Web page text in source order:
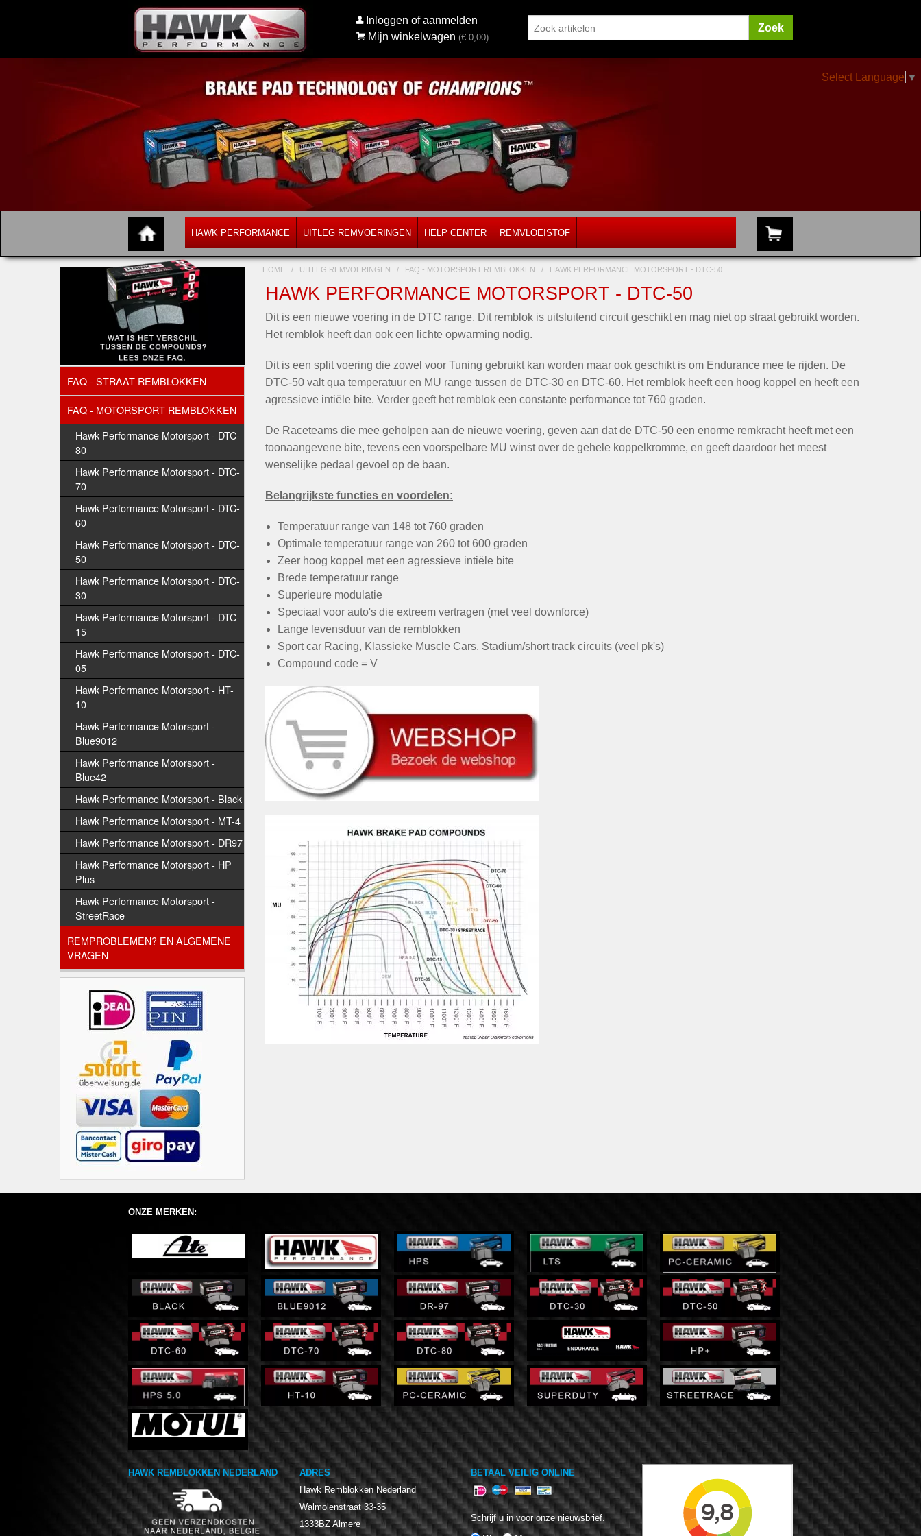
Inloggen of aanmelden
Mijn winkelwagen (€0,00)
Select Language ▼
HAWK PERFORMANCE UITLEG REMVOERINGEN HELP CENTER REMVLOEISTOF
FAQ - STRAAT REMBLOKKEN
FAQ - MOTORSPORT REMBLOKKEN
Hawk Performance Motorsport - DTC-
80
Hawk Performance Motorsport - DTC-
70
Hawk Performance Motorsport - DTC-
60
Hawk Performance Motorsport - DTC-
50
Hawk Performance Motorsport - DTC-
30
Hawk Performance Motorsport - DTC-
15
Hawk Performance Motorsport - DTC-
05
Hawk Performance Motorsport - HT-
10
Hawk Performance Motorsport -
Blue9012
Hawk Performance Motorsport -
Blue42
Hawk Performance Motorsport - Black
Hawk Performance Motorsport - MT-4
Hawk Performance Motorsport - DR97
Hawk Performance Motorsport - HP
Plus
Hawk Performance Motorsport -
StreetRace
REMPROBLEMEN? EN ALGEMENE
VRAGEN
HOME / UITLEG REMVOERINGEN / FAQ - MOTORSPORT REMBLOKKEN / HAWK PERFORMANCE MOTORSPORT - DTC-50
HAWK PERFORMANCE MOTORSPORT - DTC-50
Dit is een nieuwe voering in de DTC range. Dit remblok is uitsluitend circuit geschikt en mag niet op straat gebruikt worden.
Het remblok heeft dan ook een lichte opwarming nodig.
Dit is een split voering die zowel voor Tuning gebruikt kan worden maar ook geschikt is om Endurance mee te rijden. De
DTC-50 valt qua temperatuur en MU range tussen de DTC-30 en DTC-60. Het remblok heeft een hoog koppel en heeft een
agressieve intiële bite. Verder geeft het remblok een constante performance tot 760 graden.
De Raceteams die mee geholpen aan de nieuwe voering, geven aan dat de DTC-50 een enorme remkracht heeft met een
toonaangevene bite, tevens een voorspelbare MU winst over de gehele koppelkromme, en geeft daardoor het meest
wenselijke pedaal gevoel op de baan.
Belangrijkste functies en voordelen:
Temperatuur range van 148 tot 760 graden
Optimale temperatuur range van 260 tot 600 graden
Zeer hoog koppel met een agressieve intiële bite
Brede temperatuur range
Superieure modulatie
Speciaal voor auto's die extreem vertragen (met veel downforce)
Lange levensduur van de remblokken
Sport car Racing, Klassieke Muscle Cars, Stadium/short track circuits (veel pk's)
Compound code = V
ONZE MERKEN:
HAWK REMBLOKKEN NEDERLAND
ADRES
Hawk Remblokken Nederland
Walmolenstraat 33-35
1333BZ Almere
BETAAL VEILIG ONLINE
Schrijf u in voor onze nieuwsbrief.